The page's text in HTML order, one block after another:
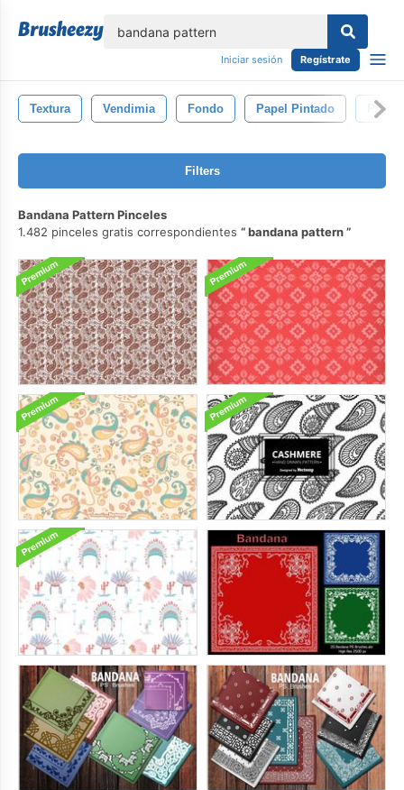
Iniciar sesión Regístrate
Textura Vendimia Fondo Papel Pintado Patrón
Filters
Bandana Pattern Pinceles
1.482 pinceles gratis correspondientes
bandana pattern